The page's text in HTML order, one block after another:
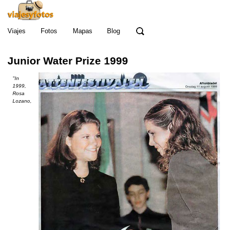
Viajes Fotos Mapas Blog
Junior Water Prize 1999
"In
1999,
Rosa
Lozano,